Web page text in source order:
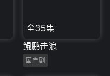
全35集
鲲鹏击浪
国产剧